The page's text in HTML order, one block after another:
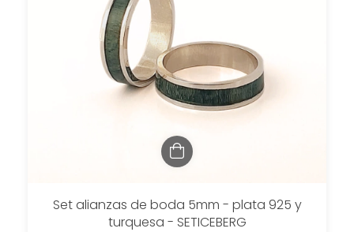
Set alianzas de boda 5mm - plata 925 y
turquesa - SETICEBERG